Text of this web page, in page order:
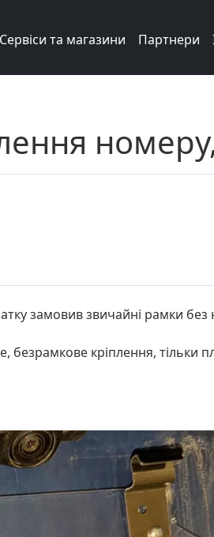
Сервіси та магазини Партнери
замовив звичайні рамки
безрамкове кріплення, тільки